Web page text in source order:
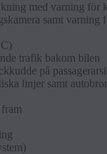
med varn­ing för
samt
trafik bakom bi­len
på
lin­jer samt